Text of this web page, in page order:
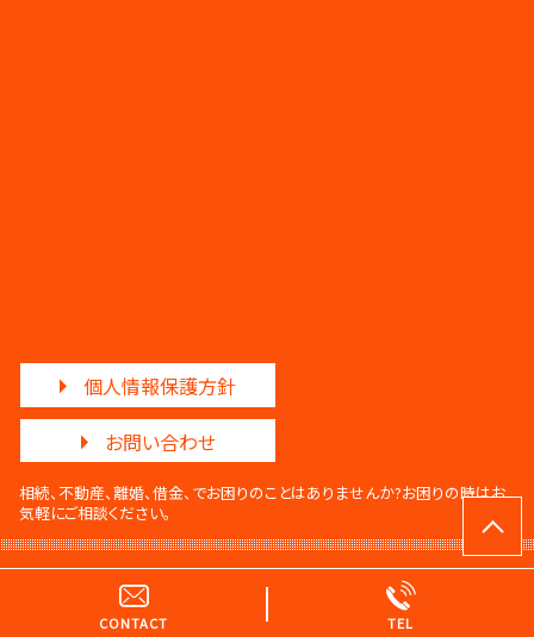
個人情報保護方針
お問い合わせ
相続、不動産、離婚、借金、でお困りのことはありませんか?お困りの時はお
気軽にご相談ください。
© 調和法律事務所・調和法務事務所